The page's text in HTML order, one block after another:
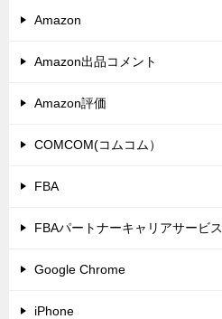
Amazon
Amazon出品コメント
Amazon評価
COMCOM(コムコム）
FBA
FBAパートナーキャリアサービス
Google Chrome
iPhone